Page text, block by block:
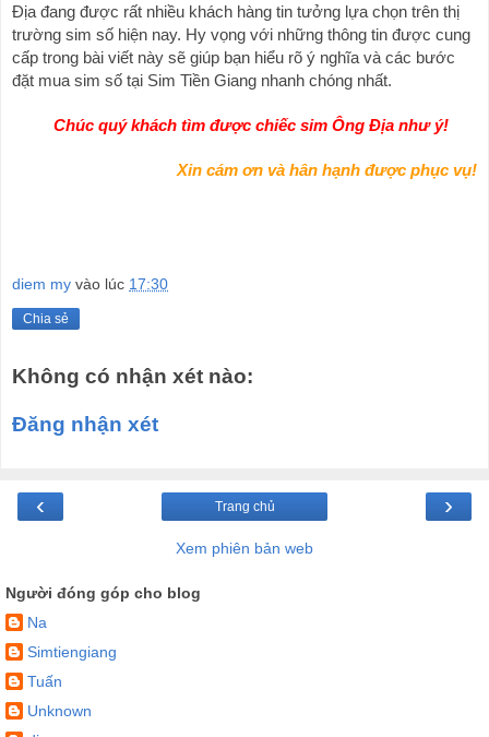
Địa đang được rất nhiều khách hàng tin tưởng lựa chọn trên thị
trường sim số hiện nay. Hy vọng với những thông tin được cung
cấp trong bài viết này sẽ giúp bạn hiểu rõ ý nghĩa và các bước
đặt mua sim số tại Sim Tiền Giang nhanh chóng nhất.
Chúc quý khách tìm được chiếc sim Ông Địa như ý!
Xin cám ơn và hân hạnh được phục vụ!
diem my vào lúc 17:30
Chia sẻ
Không có nhận xét nào:
Đăng nhận xét
‹ ›
Trang chủ
Xem phiên bản web
Người đóng góp cho blog
Na
Simtiengiang
Tuấn
Unknown